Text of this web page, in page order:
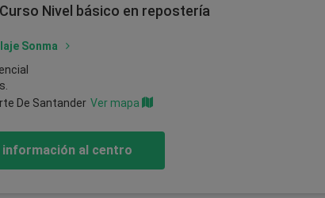
Nivel básico en repostería
Sonma
De Santander Ver mapa
información al centro